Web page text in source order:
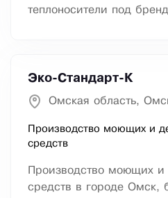
теплоносители под
Эко-Стандарт-К
Омская область,
Производство моющих и
средств
Производство моющих
средств в городе Омск,